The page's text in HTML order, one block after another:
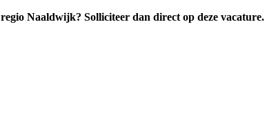
Naaldwijk? Solliciteer dan direct op deze vacature.